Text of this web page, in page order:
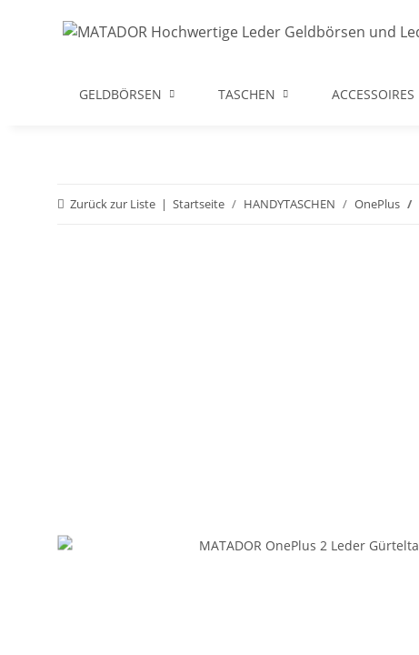
GELDBÖRSEN TASCHEN ACCESSOIRES
Zurück zur Liste Startseite HANDYTASCHEN OnePlus